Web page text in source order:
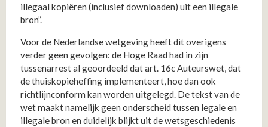
illegaal kopiëren (inclusief downloaden) uit een illegale
bron”.
Voor de Nederlandse wetgeving heeft dit overigens
verder geen gevolgen: de Hoge Raad had in zijn
tussenarrest al geoordeeld dat art. 16c Auteurswet, dat
de thuiskopieheffing implementeert, hoe dan ook
richtlijnconform kan worden uitgelegd. De tekst van de
wet maakt namelijk geen onderscheid tussen legale en
illegale bron en duidelijk blijkt uit de wetsgeschiedenis